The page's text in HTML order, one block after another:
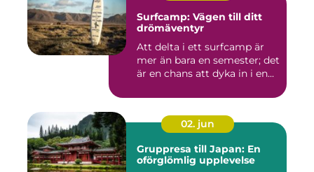
Surfcamp: Vägen till ditt
drömäventyr
Att delta i ett surfcamp är
mer än bara en semester; det
är en chans att dyka in i en...
02. jun
Gruppresa till Japan: En
oförglömlig upplevelse